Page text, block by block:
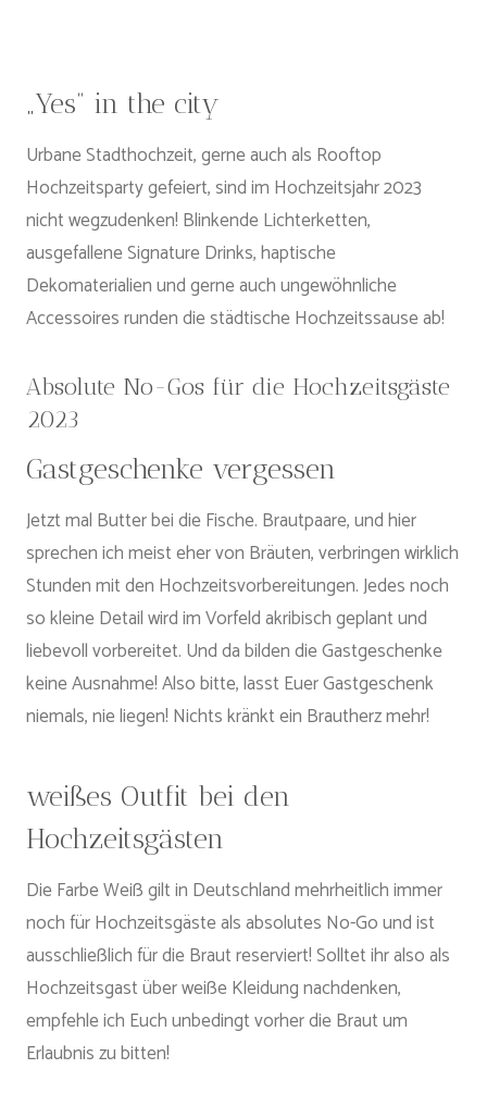
„Yes“ in the city
Urbane Stadthochzeit, gerne auch als Rooftop
Hochzeitsparty gefeiert, sind im Hochzeitsjahr 2023
nicht wegzudenken! Blinkende Lichterketten,
ausgefallene Signature Drinks, haptische
Dekomaterialien und gerne auch ungewöhnliche
Accessoires runden die städtische Hochzeitssause ab!
Absolute No-Gos für die Hochzeitsgäste
2023
Gastgeschenke vergessen
Jetzt mal Butter bei die Fische. Brautpaare, und hier
sprechen ich meist eher von Bräuten, verbringen wirklich
Stunden mit den Hochzeitsvorbereitungen. Jedes noch
so kleine Detail wird im Vorfeld akribisch geplant und
liebevoll vorbereitet. Und da bilden die Gastgeschenke
keine Ausnahme! Also bitte, lasst Euer Gastgeschenk
niemals, nie liegen! Nichts kränkt ein Brautherz mehr!
weißes Outfit bei den
Hochzeitsgästen
Die Farbe Weiß gilt in Deutschland mehrheitlich immer
noch für Hochzeitsgäste als absolutes No-Go und ist
ausschließlich für die Braut reserviert! Solltet ihr also als
Hochzeitsgast über weiße Kleidung nachdenken,
empfehle ich Euch unbedingt vorher die Braut um
Erlaubnis zu bitten!